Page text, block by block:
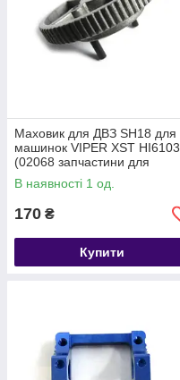
Маховик для ДВЗ SH18 для
машинок VIPER XST HI6103
(02068 запчастини для
радіокерованих моделей
Himoto)
В наявності 1 од.
170 ₴
Купити